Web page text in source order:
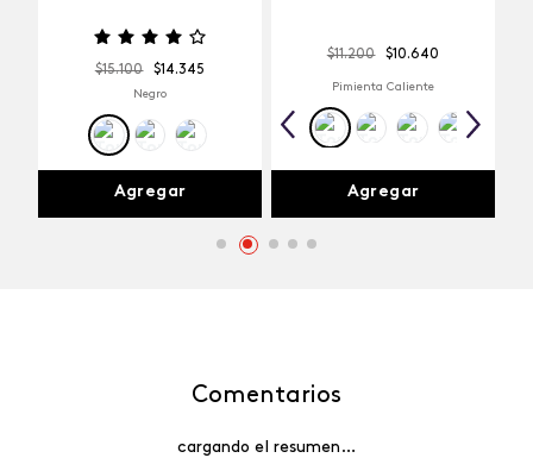
$15.100 $14.345
Negro
Agregar
$11.200 $10.640
Pimienta Caliente
Agregar
Comentarios
cargando el resumen…